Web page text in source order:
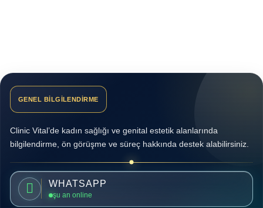
GENEL BİLGİLENDİRME
Clinic Vital’de kadın sağlığı ve genital estetik alanlarında
bilgilendirme, ön görüşme ve süreç hakkında destek alabilirsiniz.
WHATSAPP
şu an online